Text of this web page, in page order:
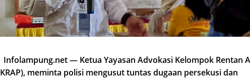
— Ketua Yayasan Advokasi Kelompok Rentan
meminta polisi mengusut tuntas dugaan persekusi dan